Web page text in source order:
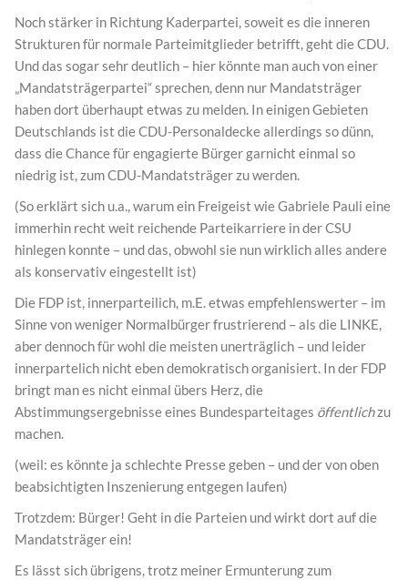
Noch stärker in Richtung Kaderpartei, soweit es die inneren
Strukturen für normale Parteimitglieder betrifft, geht die CDU.
Und das sogar sehr deutlich – hier könnte man auch von einer
„Mandatsträgerpartei“ sprechen, denn nur Mandatsträger
haben dort überhaupt etwas zu melden. In einigen Gebieten
Deutschlands ist die CDU-Personaldecke allerdings so dünn,
dass die Chance für engagierte Bürger garnicht einmal so
niedrig ist, zum CDU-Mandatsträger zu werden.
(So erklärt sich u.a., warum ein Freigeist wie Gabriele Pauli eine
immerhin recht weit reichende Parteikarriere in der CSU
hinlegen konnte – und das, obwohl sie nun wirklich alles andere
als konservativ eingestellt ist)
Die FDP ist, innerparteilich, m.E. etwas empfehlenswerter – im
Sinne von weniger Normalbürger frustrierend – als die LINKE,
aber dennoch für wohl die meisten unerträglich – und leider
innerpartelich nicht eben demokratisch organisiert. In der FDP
bringt man es nicht einmal übers Herz, die
Abstimmungsergebnisse eines Bundesparteitages öffentlichzu
machen.
(weil: es könnte ja schlechte Presse geben – und der von oben
beabsichtigten Inszenierung entgegen laufen)
Trotzdem: Bürger! Geht in die Parteien und wirkt dort auf die
Mandatsträger ein!
Es lässt sich übrigens, trotz meiner Ermunterung zum